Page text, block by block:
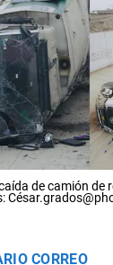
de camión de
CORREO